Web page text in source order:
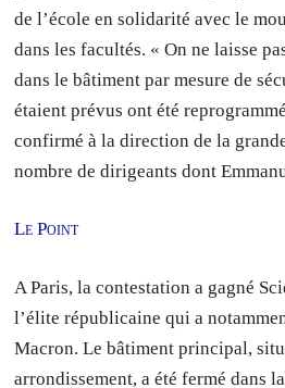
de l’école en solidarité avec le
dans les facultés. « On ne laisse
dans le bâtiment par mesure de
étaient prévus ont été
confirmé à la direction de la
nombre de dirigeants dont
Le Point
A Paris, la contestation a gagné
l’élite républicaine qui a
Macron. Le bâtiment principal,
arrondissement, a été fermé dans